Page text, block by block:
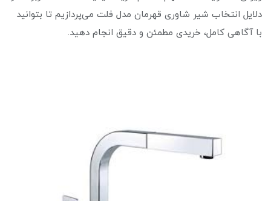
دلایل انتخاب شیر شاوری قهرمان مدل فلت می‌پردازیم تا بتوانید
با آگاهی کامل، خریدی مطمئن و دقیق انجام دهید.